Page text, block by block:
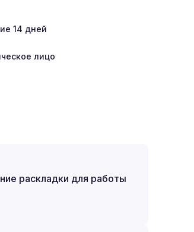
14 дней
лицо
раскладки для работы